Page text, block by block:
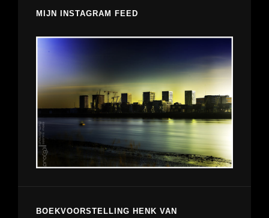
MIJN INSTAGRAM FEED
BOEKVOORSTELLING HENK VAN